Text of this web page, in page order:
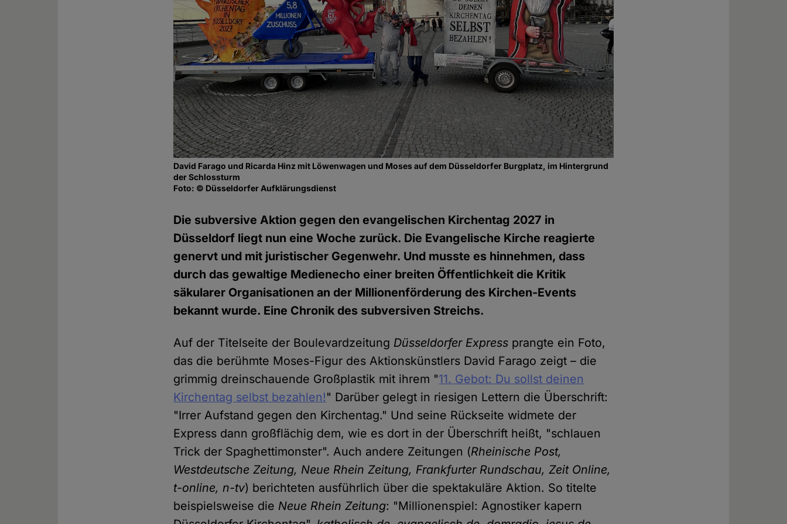
David Farago und Ricarda Hinz mit Löwenwagen und Moses auf dem Düsseldorfer Burgplatz, im Hintergrund
der Schlossturm
Foto: © Düsseldorfer Aufklärungsdienst
Die subversive Aktion gegen den evangelischen Kirchentag 2027 in
Düsseldorf liegt nun eine Woche zurück. Die Evangelische Kirche reagierte
genervt und mit juristischer Gegenwehr. Und musste es hinnehmen, dass
durch das gewaltige Medienecho einer breiten Öffentlichkeit die Kritik
säkularer Organisationen an der Millionenförderung des Kirchen-Events
bekannt wurde. Eine Chronik des subversiven Streichs.
Auf der Titelseite der Boulevardzeitung Düsseldorfer Express prangte ein Foto,
das die berühmte Moses-Figur des Aktionskünstlers David Farago zeigt – die
grimmig dreinschauende Großplastik mit ihrem "11. Gebot: Du sollst deinen
Kirchentag selbst bezahlen!" Darüber gelegt in riesigen Lettern die Überschrift:
"Irrer Aufstand gegen den Kirchentag." Und seine Rückseite widmete der
Express dann großflächig dem, wie es dort in der Überschrift heißt, "schlauen
Trick der Spaghettimonster". Auch andere Zeitungen (Rheinische Post,
Westdeutsche Zeitung, Neue Rhein Zeitung, Frankfurter Rundschau, Zeit Online,
t-online, n-tv) berichteten ausführlich über die spektakuläre Aktion. So titelte
beispielsweise die Neue Rhein Zeitung: "Millionenspiel: Agnostiker kapern